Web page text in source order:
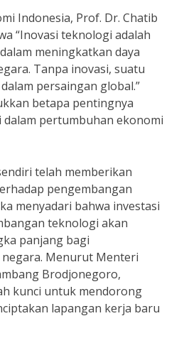
Indonesia, Prof. Dr. Chatib
“Inovasi teknologi adalah
meningkatkan daya
Tanpa inovasi, suatu
persaingan global.”
betapa pentingnya
pertumbuhan ekonomi
telah memberikan
pengembangan
menyadari bahwa investasi
teknologi akan
panjang bagi
Menurut Menteri
Brodjonegoro,
kunci untuk mendorong
lapangan kerja baru